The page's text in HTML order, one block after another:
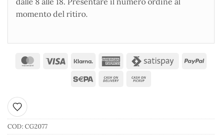
momento del ritiro.
Aggiungi ai preferiti
COD:CG2077